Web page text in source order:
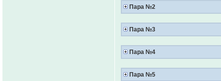
Пара №2
Пара №3
Пара №4
Пара №5